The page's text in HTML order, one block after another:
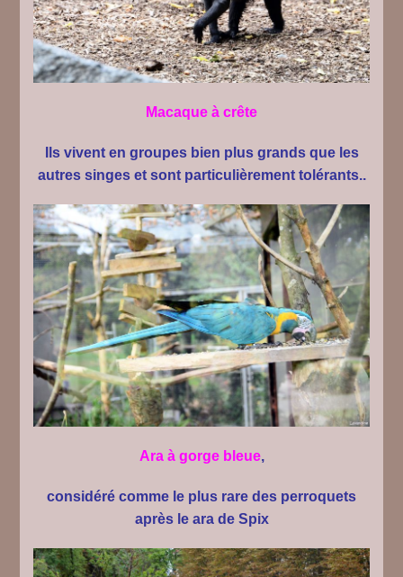
Macaque à crête
Ils vivent en groupes bien plus grands que les
autres singes et sont particulièrement tolérants..
Ara à gorge bleue,
considéré comme le plus rare des perroquets
après le ara de Spix